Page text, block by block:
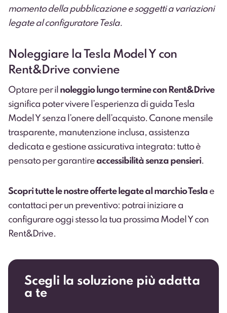
momento della pubblicazione e soggetti a variazioni
legate al configuratore Tesla.
Noleggiare la Tesla Model Y con
Rent&Drive conviene
Optare per il noleggio lungo termine con Rent&Drive
significa poter vivere l’esperienza di guida Tesla
Model Y senza l’onere dell’acquisto. Canone mensile
trasparente, manutenzione inclusa, assistenza
dedicata e gestione assicurativa integrata: tutto è
pensato per garantireaccessibilità senza pensieri.
Scopri tutte le nostre offerte legate al marchio Tesla e
contattaci per un preventivo: potrai iniziare a
configurare oggi stesso la tua prossima Model Y con
Rent&Drive.
Scegli la soluzione più adatta
a te